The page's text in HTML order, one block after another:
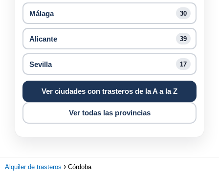
Málaga 30
Alicante 39
Sevilla 17
Ver ciudades con trasteros de la A a la Z
Ver todas las provincias
Alquiler de trasteros Córdoba